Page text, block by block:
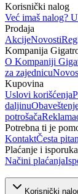
Korisnički nalog
Već imaš nalog?
Prodaja
AkcijeNovosti
Kompanija
O Kompaniji
za zajednicu
Kupovina
Uslovi korišćenja
daljinu
potrošača
Potrebna ti je
KontaktČesta
Plaćanje i isporuka
Načini plaćanja
Korisnički